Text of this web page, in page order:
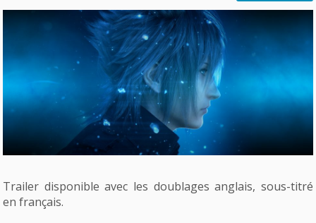
Trailer disponible avec les doublages anglais, sous-titré
en français.